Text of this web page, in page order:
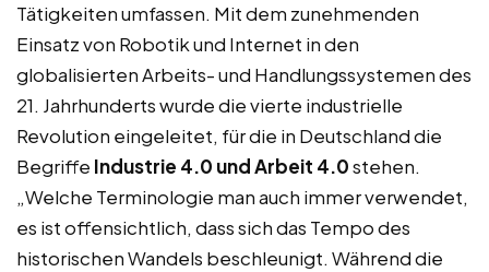
Tätigkeiten umfassen. Mit dem zunehmenden
Einsatz von Robotik und Internet in den
globalisierten Arbeits- und Handlungssystemen des
21. Jahrhunderts wurde die vierte industrielle
Revolution eingeleitet, für die in Deutschland die
Begriffe Industrie 4.0 und Arbeit 4.0stehen.
„Welche Terminologie man auch immer verwendet,
es ist offensichtlich, dass sich das Tempo des
historischen Wandels beschleunigt. Während die